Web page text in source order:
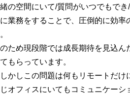
の空間にいて/質問がいつでもで
業務をすることで、圧倒的に効
ため現段階では成長期待を見込
もらっています。
しかしこの問題は何もリモートだ
オフィスにいてもコミュニケー